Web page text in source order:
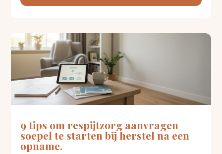
9 tips om respijtzorg aanvragen
soepel te starten bij herstel na een
opname.